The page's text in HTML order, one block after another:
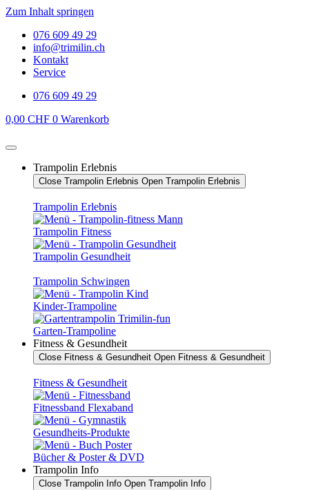
Zum Inhalt springen
076 609 49 29
info@trimilin.ch
Kontakt
Service
076 609 49 29
0,00 CHF 0 Warenkorb
Trampolin Erlebnis
Close Trampolin Erlebnis Open Trampolin Erlebnis
Trampolin Erlebnis
Trampolin Fitness
Trampolin Gesundheit
Trampolin Schwingen
Kinder-Trampoline
Garten-Trampoline
Fitness & Gesundheit
Close Fitness & Gesundheit Open Fitness & Gesundheit
Fitness & Gesundheit
Fitnessband Flexaband
Gesundheits-Produkte
Bücher & Poster & DVD
Trampolin Info
Close Trampolin Info Open Trampolin Info